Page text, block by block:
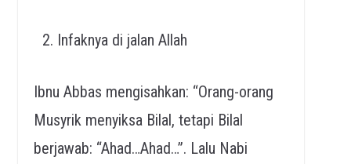
Infaknya di jalan Allah
Ibnu Abbas mengisahkan: “Orang-orang
Musyrik menyiksa Bilal, tetapi Bilal
berjawab: “Ahad…Ahad…”. Lalu Nabi